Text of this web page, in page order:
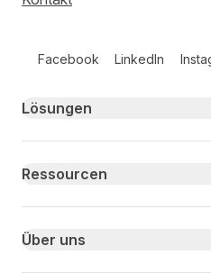
Facebook LinkedIn
Primary footer navigation
Lösungen
Ressourcen
Über uns